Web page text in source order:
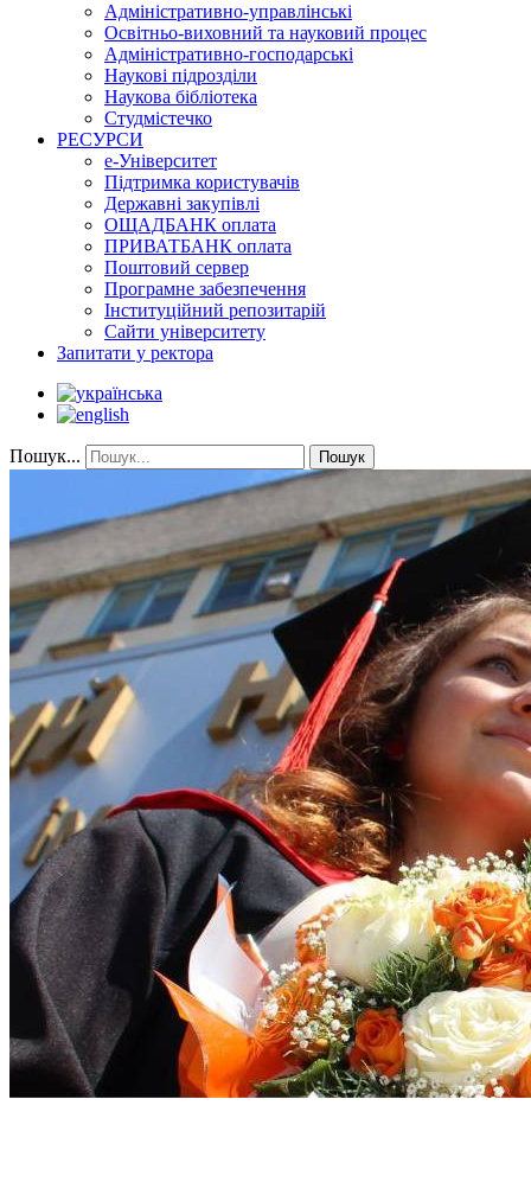
Адміністративно-управлінські
Освітньо-виховний та науковий процес
Адміністративно-господарські
Наукові підрозділи
Наукова бібліотека
Студмістечко
РЕСУРСИ
е-Університет
Підтримка користувачів
Державні закупівлі
ОЩАДБАНК оплата
ПРИВАТБАНК оплата
Поштовий сервер
Програмне забезпечення
Інституційний репозитарій
Сайти університету
Запитати у ректора
Пошук... Пошук